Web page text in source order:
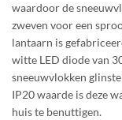
waardoor de
zweven voor een
lantaarn is
witte LED diode van
sneeuwvlokken
IP20 waarde is deze
huis te benuttigen.